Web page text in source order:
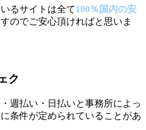
るサイトは全て100％国内の安
のでご安心頂ければと思いま
ク
週払い・日払いと事務所によっ
条件が定められていることがあ